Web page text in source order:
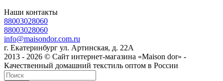
Наши контакты
88003028060
88003028060
info@maisondor.com.ru
г. Екатеринбург ул. Артинская, д. 22А
2013 - 2026 © Сайт интернет-магазина «Maison dor» -
Качественный домашний текстиль оптом в России